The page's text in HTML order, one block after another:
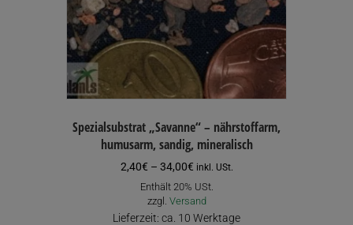
Produktseite
gewählt
werden
Spezialsubstrat „Savanne“ – nährstoffarm,
humusarm, sandig, mineralisch
2,40€ – 34,00€Preisspanne:
2,40€
bis
34,00€
inkl. USt.
Enthält 20% USt.
zzgl. Versand
Lieferzeit: ca. 10 Werktage